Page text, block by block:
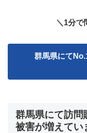
＼1分で
群馬県にて
群馬県にて訪問
被害が増えてい